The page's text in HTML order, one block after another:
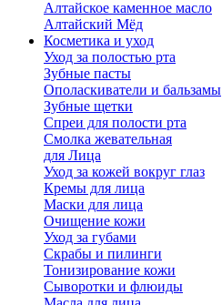
Алтайское каменное масло
Алтайский Мёд
Косметика и уход
Уход за полостью рта
Зубные пасты
Ополаскиватели и бальзамы
Зубные щетки
Спреи для полости рта
Смолка жевательная
для Лица
Уход за кожей вокруг глаз
Кремы для лица
Маски для лица
Очищение кожи
Уход за губами
Скрабы и пилинги
Тонизирование кожи
Сыворотки и флюиды